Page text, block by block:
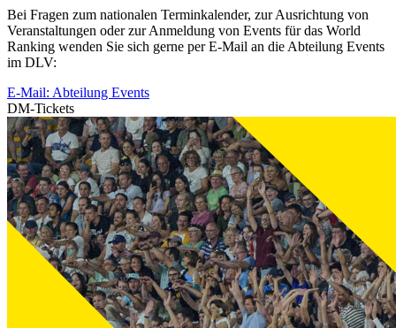
Bei Fragen zum nationalen Terminkalender, zur Ausrichtung von
Veranstaltungen oder zur Anmeldung von Events für das World
Ranking wenden Sie sich gerne per E-Mail an die Abteilung Events
im DLV:
E-Mail: Abteilung Events
DM-Tickets